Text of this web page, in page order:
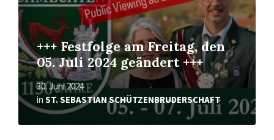
+++ Festfolge am Freitag, den
05. Juli 2024 geändert +++
30. Juni 2024
in ST. SEBASTIAN SCHÜTZENBRUDERSCHAFT